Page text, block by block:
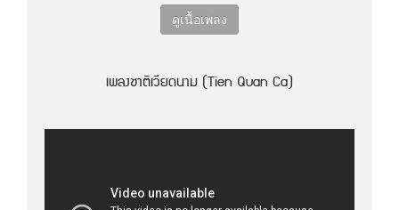
ดูเนื้อเพลง
เพลงชาติเวียดนาม (Tien Quan Ca)